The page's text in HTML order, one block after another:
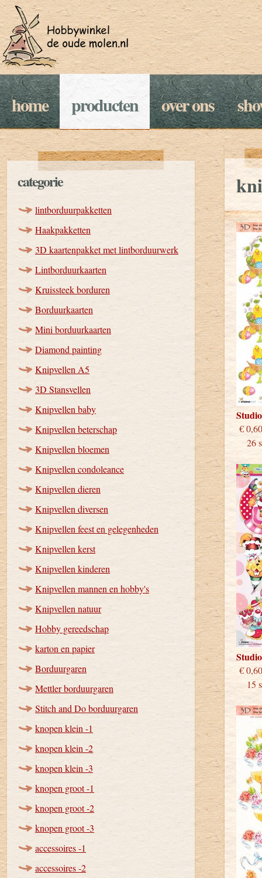
home producten over ons
categorie
lintborduurpakketten
Haakpakketten
3D kaartenpakket met lintborduurwerk
Lintborduurkaarten
Kruissteek borduren
Borduurkaarten
Mini borduurkaarten
Diamond painting
Knipvellen A5
3D Stansvellen
Knipvellen baby
Knipvellen beterschap
Knipvellen bloemen
Knipvellen condoleance
Knipvellen dieren
Knipvellen diversen
Knipvellen feest en gelegenheden
Knipvellen kerst
Knipvellen kinderen
Knipvellen mannen en hobby's
Knipvellen natuur
Hobby gereedschap
karton en papier
Borduurgaren
Mettler borduurgaren
Stitch and Do borduurgaren
knopen klein -1
knopen klein -2
knopen klein -3
knopen groot -1
knopen groot -2
knopen groot -3
accessoires -1
accessoires -2
26
15